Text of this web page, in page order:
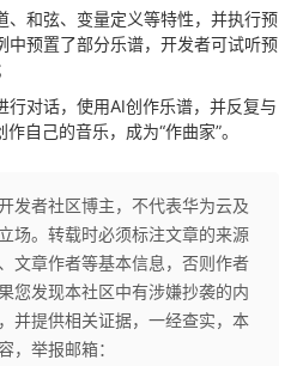
、和弦、变量定义等特性，并执行预
中预置了部分乐谱，开发者可试听预
行对话，使用AI创作乐谱，并反复与
自己的音乐，成为“作曲家”。
发者社区博主，不代表华为云及
场。转载时必须标注文章的来源
文章作者等基本信息，否则作者
您发现本社区中有涉嫌抄袭的内
并提供相关证据，一经查实，本
，举报邮箱：